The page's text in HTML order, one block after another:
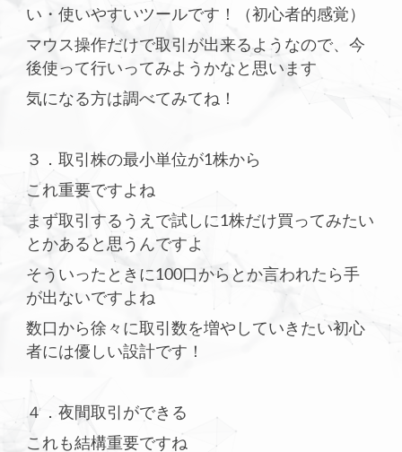
い・使いやすいツールです！（初心者的感覚）
マウス操作だけで取引が出来るようなので、今
後使って行いってみようかなと思います
気になる方は調べてみてね！
３．取引株の最小単位が1株から
これ重要ですよね
まず取引するうえで試しに1株だけ買ってみたい
とかあると思うんですよ
そういったときに100口からとか言われたら手
が出ないですよね
数口から徐々に取引数を増やしていきたい初心
者には優しい設計です！
４．夜間取引ができる
これも結構重要ですね